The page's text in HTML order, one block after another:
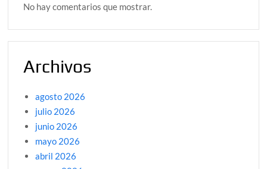
No hay comentarios que mostrar.
Archivos
agosto 2026
julio 2026
junio 2026
mayo 2026
abril 2026